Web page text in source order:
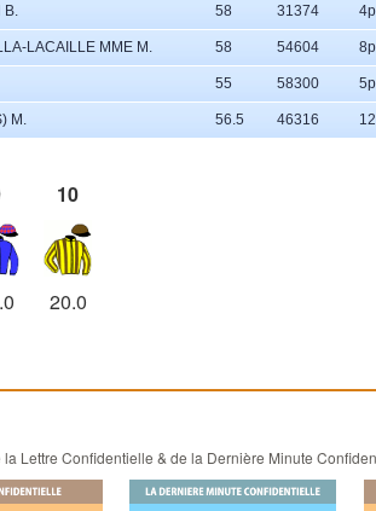
B. 58 31374
LACAILLE MME M. 58 54604
55 58300
M. 56.5 46316
10
20.0
Lettre Confidentielle & de la Dernière Minute